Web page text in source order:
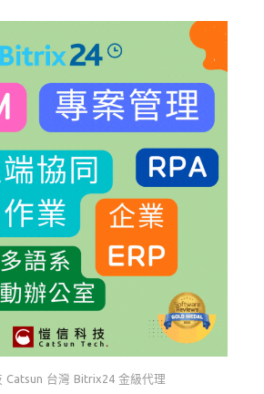
Catsun 台灣 Bitrix24 金級代理